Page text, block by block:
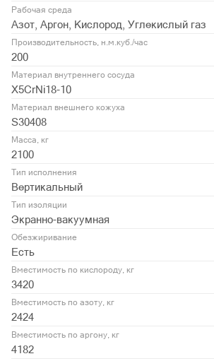
Рабочая среда
Азот, Аргон, Кислород, Углекислый газ
Производительность, н.м.куб./час
200
Материал внутреннего сосуда
X5CrNi18-10
Материал внешнего кожуха
S30408
Масса, кг
2100
Тип исполнения
Вертикальный
Тип изоляции
Экранно-вакуумная
Обезжиривание
Есть
Вместимость по кислороду, кг
3420
Вместимость по азоту, кг
2424
Вместимость по аргону, кг
4182